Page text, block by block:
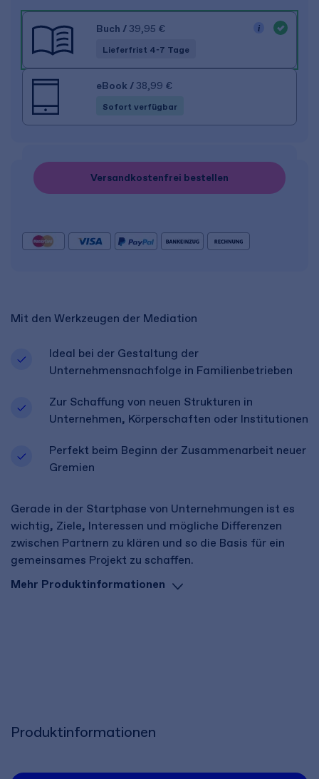
Mit den Werkzeugen der Mediation
Ideal bei der Gestaltung der
Unternehmensnachfolge in Familienbetrieben
Zur Schaffung von neuen Strukturen in
Unternehmen, Körperschaften oder Institutionen
Perfekt beim Beginn der Zusammenarbeit neuer
Gremien
Gerade in der Startphase von Unternehmungen ist es
wichtig, Ziele, Interessen und mögliche Differenzen
zwischen Partnern zu klären und so die Basis für ein
gemeinsames Projekt zu schaffen.
Mehr Produktinformationen
Buch / 39,95 €
Lieferfrist 4-7 Tage
eBook / 38,99 €
Sofort verfügbar
Versandkostenfrei bestellen
Produktinformationen